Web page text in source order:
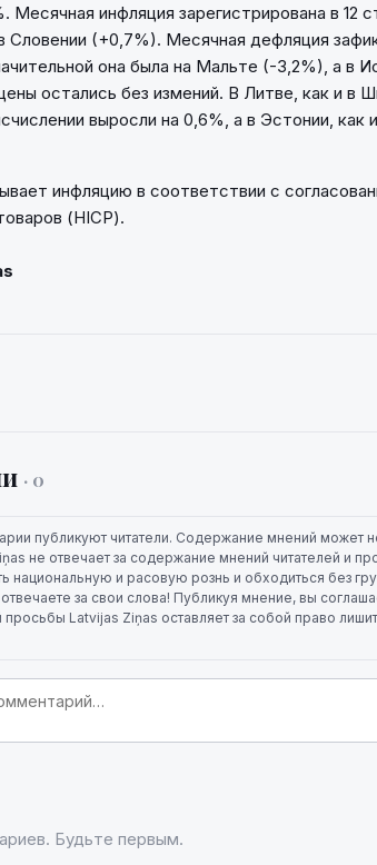
Месячная инфляция зарегистрирована в 12
Словении (+0,7%). Месячная дефляция
она была на Мальте (-3,2%), а в
остались без измений. В Литве, как и в
выросли на 0,6%, а в Эстонии, как
инфляцию в соответствии с
(HICP).
· 0
публикуют читатели. Содержание мнений может
не отвечает за содержание мнений читателей и
национальную и расовую рознь и обходиться без
отвечаете за свои слова! Публикуя мнение, вы
просьбы Latvijas Ziņas оставляет за собой право
Будьте первым.